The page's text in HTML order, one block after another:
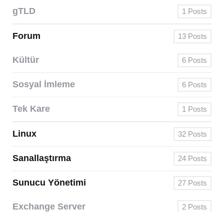
gTLD 1 Posts
Forum 13 Posts
Kültür 6 Posts
Sosyal İmleme 6 Posts
Tek Kare 1 Posts
Linux 32 Posts
Sanallaştırma 24 Posts
Sunucu Yönetimi 27 Posts
Exchange Server 2 Posts